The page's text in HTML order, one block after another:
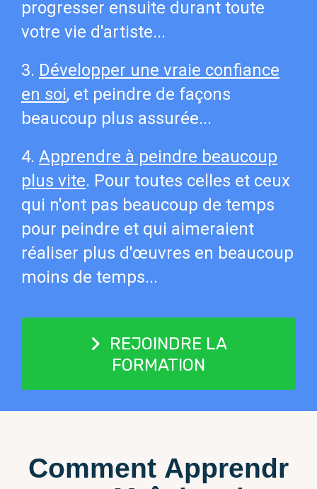
progresser ensuite durant toute
votre vie d'artiste...
3. Développer une vraie confiance
en soi, et peindre de façons
beaucoup plus assurée...
4. Apprendre à peindre beaucoup
plus vite. Pour toutes celles et ceux
qui n'ont pas beaucoup de temps
pour peindre et qui aimeraient
réaliser plus d'œuvres en beaucoup
moins de temps...
REJOINDRE LA
FORMATION
Comment Apprendr